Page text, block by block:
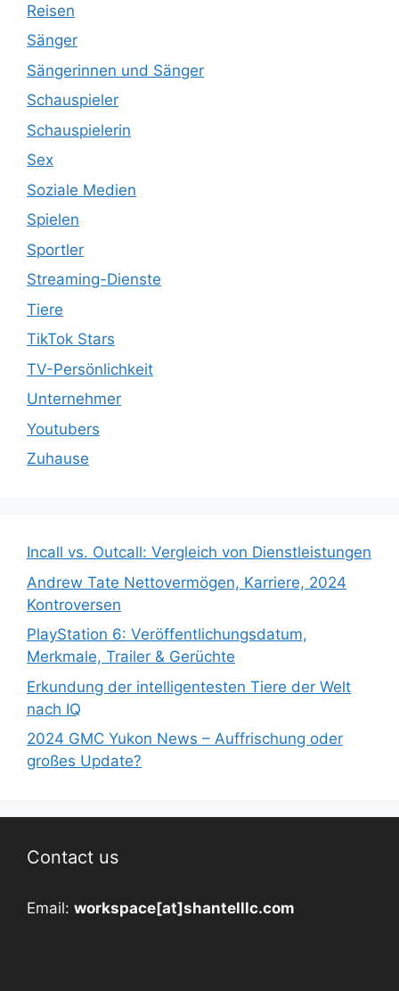
Reisen
Sänger
Sängerinnen und Sänger
Schauspieler
Schauspielerin
Sex
Soziale Medien
Spielen
Sportler
Streaming-Dienste
Tiere
TikTok Stars
TV-Persönlichkeit
Unternehmer
Youtubers
Zuhause
Incall vs. Outcall: Vergleich von Dienstleistungen
Andrew Tate Nettovermögen, Karriere, 2024
Kontroversen
PlayStation 6: Veröffentlichungsdatum,
Merkmale, Trailer & Gerüchte
Erkundung der intelligentesten Tiere der Welt
nach IQ
2024 GMC Yukon News – Auffrischung oder
großes Update?
Contact us
Email: workspace[at]shantelllc.com